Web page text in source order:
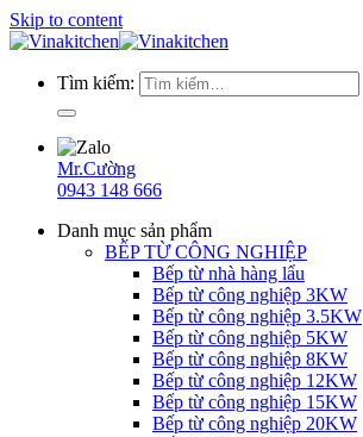
Skip to content
Tìm kiếm:
Mr.Cường
0943 148 666
Danh mục sản phẩm
BẾP TỪ CÔNG NGHIỆP
Bếp từ nhà hàng lẩu
Bếp từ công nghiệp 3KW
Bếp từ công nghiệp 3.5KW
Bếp từ công nghiệp 5KW
Bếp từ công nghiệp 8KW
Bếp từ công nghiệp 12KW
Bếp từ công nghiệp 15KW
Bếp từ công nghiệp 20KW